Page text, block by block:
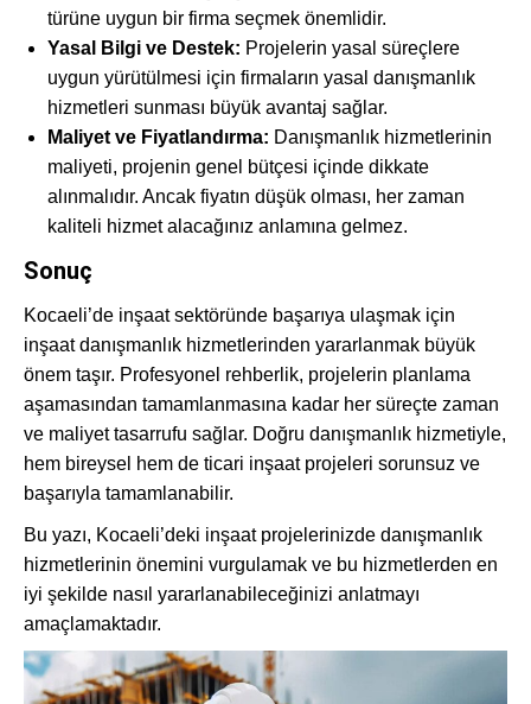
türüne uygun bir firma seçmek önemlidir.
Yasal Bilgi ve Destek: Projelerin yasal süreçlere
uygun yürütülmesi için firmaların yasal danışmanlık
hizmetleri sunması büyük avantaj sağlar.
Maliyet ve Fiyatlandırma: Danışmanlık hizmetlerinin
maliyeti, projenin genel bütçesi içinde dikkate
alınmalıdır. Ancak fiyatın düşük olması, her zaman
kaliteli hizmet alacağınız anlamına gelmez.
Sonuç
Kocaeli’de inşaat sektöründe başarıya ulaşmak için
inşaat danışmanlık hizmetlerinden yararlanmak büyük
önem taşır. Profesyonel rehberlik, projelerin planlama
aşamasından tamamlanmasına kadar her süreçte zaman
ve maliyet tasarrufu sağlar. Doğru danışmanlık hizmetiyle,
hem bireysel hem de ticari inşaat projeleri sorunsuz ve
başarıyla tamamlanabilir.
Bu yazı, Kocaeli’deki inşaat projelerinizde danışmanlık
hizmetlerinin önemini vurgulamak ve bu hizmetlerden en
iyi şekilde nasıl yararlanabileceğinizi anlatmayı
amaçlamaktadır.